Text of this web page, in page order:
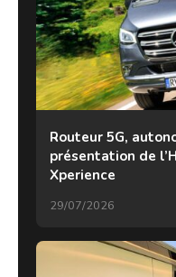
Routeur 5G,
présentation de
Xperience
29/07/2026